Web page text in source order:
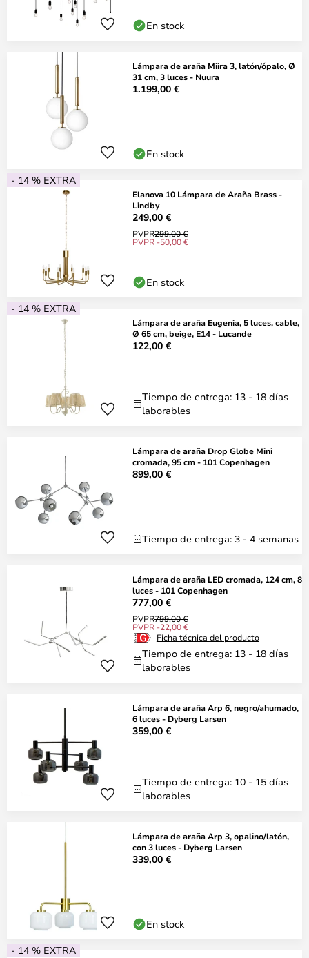
En stock
Lámpara de araña Miira 3, latón/ópalo, Ø
31 cm, 3 luces - Nuura
1.199,00 €
En stock
- 14 % EXTRA
Elanova 10 Lámpara de Araña Brass -
Lindby
249,00 €
PVPR299,00 €
PVPR -50,00 €
En stock
- 14 % EXTRA
Lámpara de araña Eugenia, 5 luces, cable,
Ø 65 cm, beige, E14 - Lucande
122,00 €
Tiempo de entrega: 13 - 18 días
laborables
Lámpara de araña Drop Globe Mini
cromada, 95 cm - 101 Copenhagen
899,00 €
Tiempo de entrega: 3 - 4 semanas
Lámpara de araña LED cromada, 124 cm, 8
luces - 101 Copenhagen
777,00 €
PVPR799,00 €
PVPR -22,00 €
Ficha técnica del producto
Tiempo de entrega: 13 - 18 días
laborables
Lámpara de araña Arp 6, negro/ahumado,
6 luces - Dyberg Larsen
359,00 €
Tiempo de entrega: 10 - 15 días
laborables
Lámpara de araña Arp 3, opalino/latón,
con 3 luces - Dyberg Larsen
339,00 €
En stock
- 14 % EXTRA